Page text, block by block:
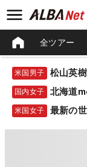
全ツアー
米国男子
国内女子 北海道
米国女子 最新の